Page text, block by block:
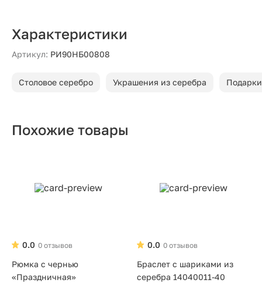
Характеристики
Артикул: РИ90НБ00808
Столовое серебро Украшения из серебра
Похожие товары
0 отзывов
0.0
Рюмка с чернью
«Праздничная»
0 отзывов
0.0
Браслет с шариками из
серебра 14040011-40